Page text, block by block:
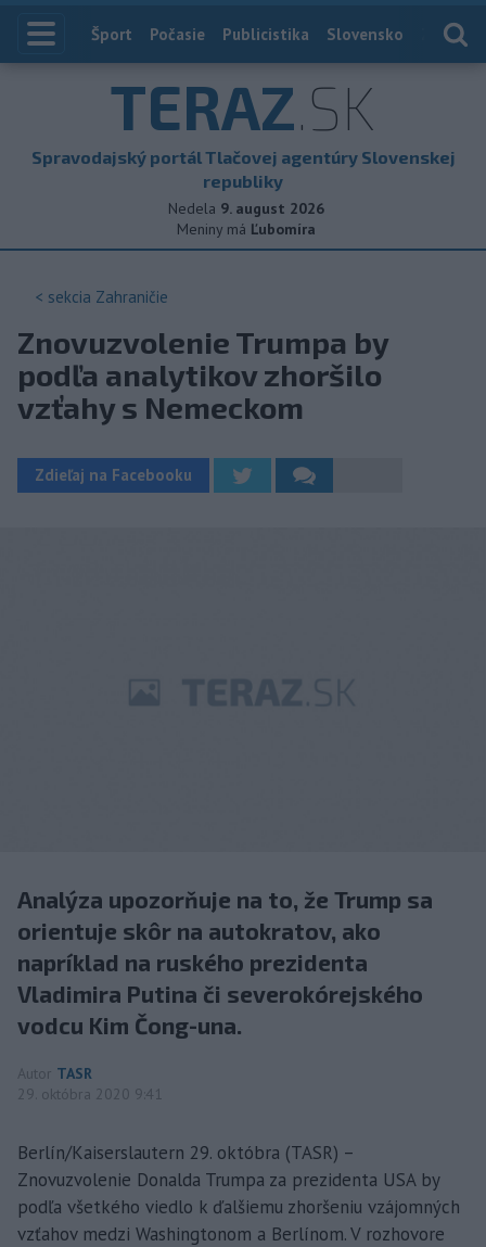
Index
Šport Počasie Publicistika Slovensko
TERAZ.SK
Spravodajský portál Tlačovej agentúry Slovenskej
republiky
Nedela 9. august 2026
Meniny má Ľubomíra
< sekcia Zahraničie
Znovuzvolenie Trumpa by
podľa analytikov zhoršilo
vzťahy s Nemeckom
Zdieľaj na Facebooku
Analýza upozorňuje na to, že Trump sa
orientuje skôr na autokratov, ako
napríklad na ruského prezidenta
Vladimira Putina či severokórejského
vodcu Kim Čong-una.
Autor TASR
29. októbra 2020 9:41
Berlín/Kaiserslautern 29. októbra (TASR) –
Znovuzvolenie Donalda Trumpa za prezidenta USA by
podľa všetkého viedlo k ďalšiemu zhoršeniu vzájomných
vzťahov medzi Washingtonom a Berlínom. V rozhovore